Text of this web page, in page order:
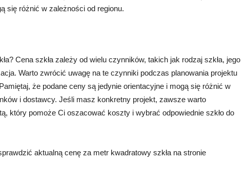
się różnić w zależności od regionu.
Cena szkła zależy od wielu czynników, takich jak rodzaj szkła, jego
Warto zwrócić uwagę na te czynniki podczas planowania projektu
że podane ceny są jedynie orientacyjne i mogą się różnić w
i dostawcy. Jeśli masz konkretny projekt, zawsze warto
który pomoże Ci oszacować koszty i wybrać odpowiednie szkło do
aktualną cenę za metr kwadratowy szkła na stronie